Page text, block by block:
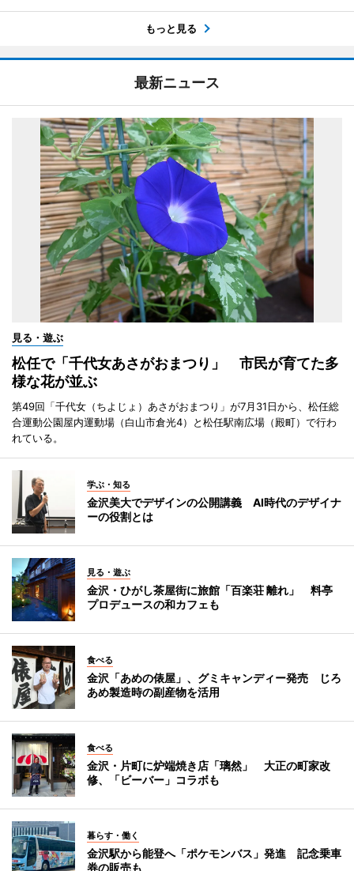
もっと見る
最新ニュース
見る・遊ぶ
松任で「千代女あさがおまつり」 市民が育てた多
様な花が並ぶ
第49回「千代女（ちよじょ）あさがおまつり」が7月31日から、松任総
合運動公園屋内運動場（白山市倉光4）と松任駅南広場（殿町）で行わ
れている。
学ぶ・知る
金沢美大でデザインの公開講義 AI時代のデザイナ
ーの役割とは
見る・遊ぶ
金沢・ひがし茶屋街に旅館「百楽荘 離れ」 料亭
プロデュースの和カフェも
食べる
金沢「あめの俵屋」、グミキャンディー発売 じろ
あめ製造時の副産物を活用
食べる
金沢・片町に炉端焼き店「璃然」 大正の町家改
修、「ビーバー」コラボも
暮らす・働く
金沢駅から能登へ「ポケモンバス」発進 記念乗車
券の販売も